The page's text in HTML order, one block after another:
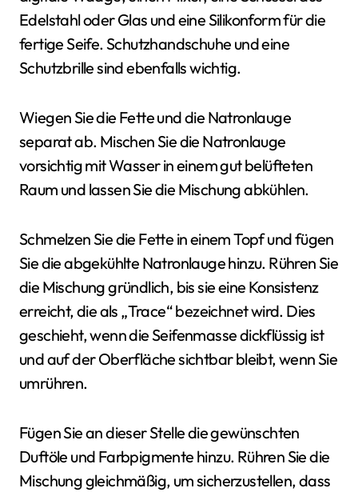
Edelstahl oder Glas und eine Silikonform für die
fertige Seife. Schutzhandschuhe und eine
Schutzbrille sind ebenfalls wichtig.
Wiegen Sie die Fette und die Natronlauge
separat ab. Mischen Sie die Natronlauge
vorsichtig mit Wasser in einem gut belüfteten
Raum und lassen Sie die Mischung abkühlen.
Schmelzen Sie die Fette in einem Topf und fügen
Sie die abgekühlte Natronlauge hinzu. Rühren Sie
die Mischung gründlich, bis sie eine Konsistenz
erreicht, die als „Trace“ bezeichnet wird. Dies
geschieht, wenn die Seifenmasse dickflüssig ist
und auf der Oberfläche sichtbar bleibt, wenn Sie
umrühren.
Fügen Sie an dieser Stelle die gewünschten
Duftöle und Farbpigmente hinzu. Rühren Sie die
Mischung gleichmäßig, um sicherzustellen, dass